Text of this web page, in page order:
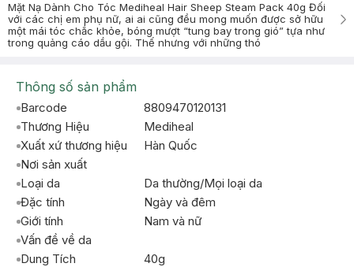
Mặt Nạ Dành Cho Tóc Mediheal Hair Sheep Steam Pack 40g Đối
với các chị em phụ nữ, ai ai cũng đều mong muốn được sở hữu
một mái tóc chắc khỏe, bóng mượt “tung bay trong gió” tựa như
trong quảng cáo dầu gội. Thế nhưng với những thó
Thông số sản phẩm
Barcode
8809470120131
Thương Hiệu
Mediheal
Xuất xứ thương hiệu
Hàn Quốc
Nơi sản xuất
Loại da
Da thường/Mọi loại da
Đặc tính
Ngày và đêm
Giới tính
Nam và nữ
Vấn đề về da
Dung Tích
40g